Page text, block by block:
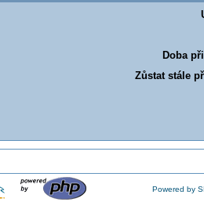
Doba
Zůstat stále
Powered by